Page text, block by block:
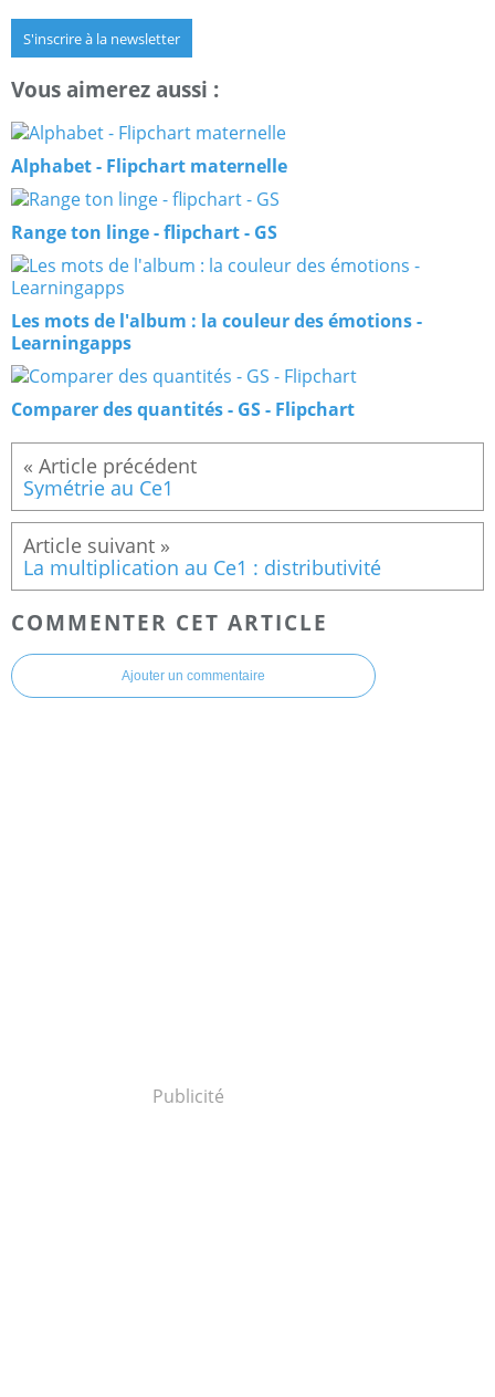
S'inscrire à la newsletter
Vous aimerez aussi :
Alphabet - Flipchart maternelle
Range ton linge - flipchart - GS
Les mots de l'album : la couleur des émotions -
Learningapps
Comparer des quantités - GS - Flipchart
Symétrie au Ce1
La multiplication au Ce1 : distributivité
COMMENTER CET ARTICLE
Ajouter un commentaire
Publicité